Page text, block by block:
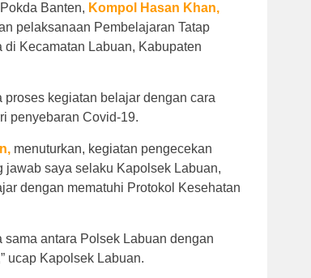
Banten, Kompol Hasan Khan,
pelaksanaan Pembelajaran Tatap
Kecamatan Labuan, Kabupaten
kegiatan belajar dengan cara
penyebaran Covid-19.
menuturkan, kegiatan pengecekan
jawab saya selaku Kapolsek Labuan,
dengan mematuhi Protokol Kesehatan
antara Polsek Labuan dengan
ucap Kapolsek Labuan.